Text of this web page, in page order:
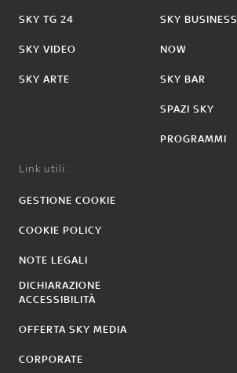
SKY TG 24
SKY VIDEO
SKY ARTE
SKY BUSINESS
NOW
SKY BAR
SPAZI SKY
PROGRAMMI
Link utili:
GESTIONE COOKIE
COOKIE POLICY
NOTE LEGALI
DICHIARAZIONE
ACCESSIBILITÀ
OFFERTA SKY MEDIA
CORPORATE